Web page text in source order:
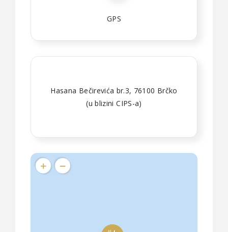
GPS
Hasana Bečirevića br.3, 76100 Brčko
(u blizini CIPS-a)